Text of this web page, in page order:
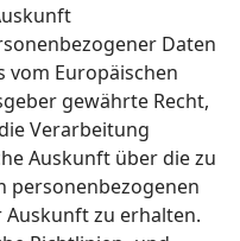
Daten
vom Europäischen
gewährte Recht,
Verarbeitung
Auskunft über die zu
personenbezogenen
Auskunft zu erhalten.